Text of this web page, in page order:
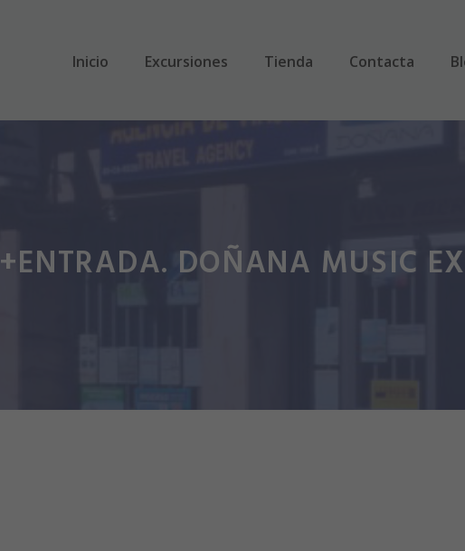
Inicio Excursiones Tienda Contacta
DOÑANA MUSIC